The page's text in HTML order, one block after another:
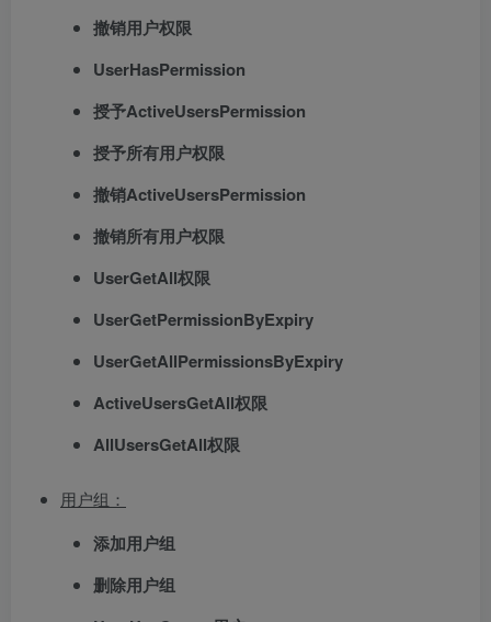
撤销用户权限
UserHasPermission
授予ActiveUsersPermission
授予所有用户权限
撤销ActiveUsersPermission
撤销所有用户权限
UserGetAll权限
UserGetPermissionByExpiry
UserGetAllPermissionsByExpiry
ActiveUsersGetAll权限
AllUsersGetAll权限
用户组：
添加用户组
删除用户组